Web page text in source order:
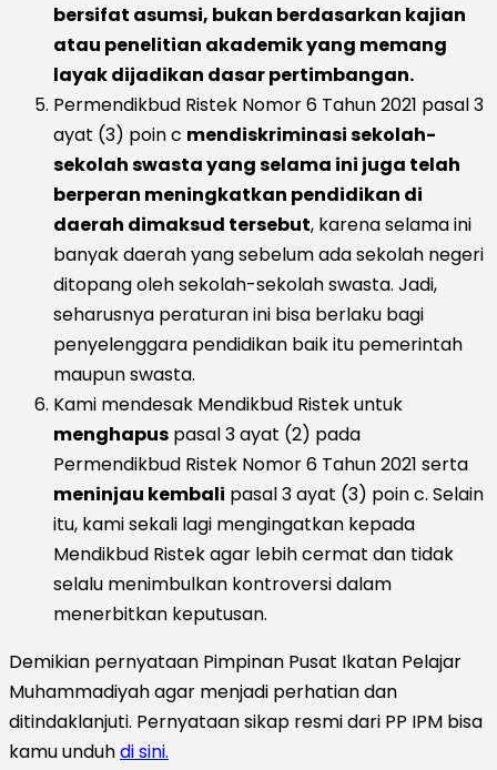
bersifat asumsi, bukan berdasarkan kajian
atau penelitian akademik yang memang
layak dijadikan dasar pertimbangan.
Permendikbud Ristek Nomor 6 Tahun 2021 pasal 3
ayat (3) poin c mendiskriminasi sekolah-
sekolah swasta yang selama ini juga telah
berperan meningkatkan pendidikan di
daerah dimaksud tersebut, karena selama ini
banyak daerah yang sebelum ada sekolah negeri
ditopang oleh sekolah-sekolah swasta. Jadi,
seharusnya peraturan ini bisa berlaku bagi
penyelenggara pendidikan baik itu pemerintah
maupun swasta.
Kami mendesak Mendikbud Ristek untuk
menghapus pasal 3 ayat (2) pada
Permendikbud Ristek Nomor 6 Tahun 2021 serta
meninjau kembali pasal 3 ayat (3) poin c. Selain
itu, kami sekali lagi mengingatkan kepada
Mendikbud Ristek agar lebih cermat dan tidak
selalu menimbulkan kontroversi dalam
menerbitkan keputusan.
Demikian pernyataan Pimpinan Pusat Ikatan Pelajar
Muhammadiyah agar menjadi perhatian dan
ditindaklanjuti. Pernyataan sikap resmi dari PP IPM bisa
kamu unduhdi sini.